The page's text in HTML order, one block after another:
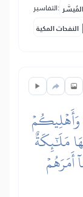
التفاسير: المُيسَّر
النفحات المكية |
وَأَهۡلِيكُمۡ
مَلَٰٓئِكَةٌ